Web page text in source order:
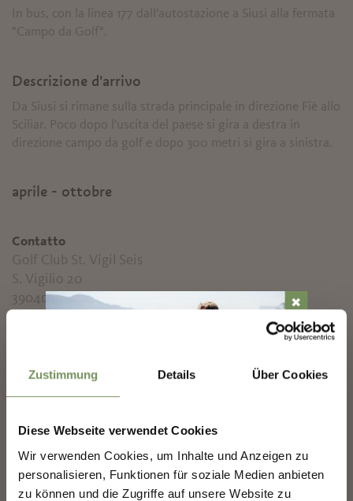
Zustimmung Details Über Cookies
Diese Webseite verwendet Cookies
Wir verwenden Cookies, um Inhalte und Anzeigen zu
personalisieren, Funktionen für soziale Medien anbieten
zu können und die Zugriffe auf unsere Website zu
In bus, con la linea 177 dall'autostazione a Siusi alla fermata
"Campo da Golf".
Descrizione d'arrivo
Da Siusi si rimane sulla strada principale in direzione Fiè allo
Sciliar. Poco dopo l'uscita del paese si gira a destra in
direzione campo da golf e dopo 300 metri si gira a sinistra.
aprile - ottobre
Contatto
Golf Club St. Vigil Seis
S. Vigilio 20
39040 Siusi allo Sciliar
+39 0471 708708
aprile, maggio, giugno, luglio, agosto, settembre,
✖
NEWSLETTER-MARLENGO
Scoprite il meglio di Marlengo! 🌄